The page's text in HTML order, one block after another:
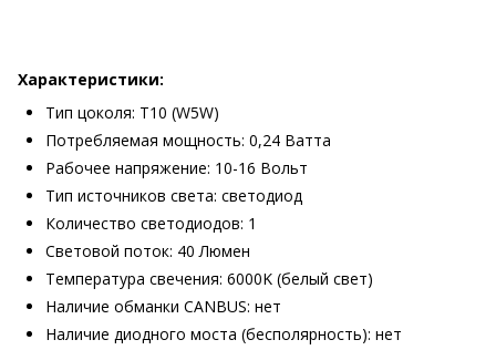
Характеристики:
Тип цоколя: Т10 (W5W)
Потребляемая мощность: 0,24 Ватта
Рабочее напряжение: 10-16 Вольт
Тип источников света: светодиод
Количество светодиодов: 1
Световой поток: 40 Люмен
Температура свечения: 6000K (белый свет)
Наличие обманки CANBUS: нет
Наличие диодного моста (бесполярность): нет